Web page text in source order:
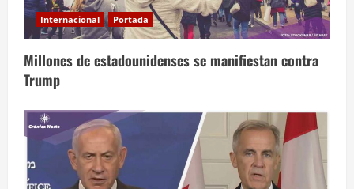
Internacional Portada
Millones de estadounidenses se manifiestan contra
Trump